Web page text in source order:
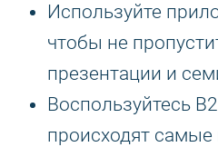
Используйте
чтобы не
презентации и
Воспользуйтесь
происходят